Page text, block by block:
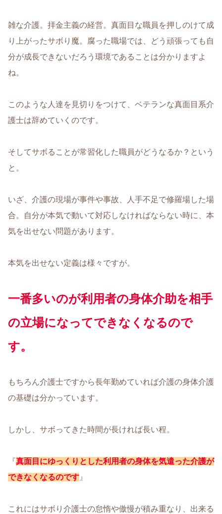
雑な介護。拝金主義の経営。真面目な職員を押しのけて成
り上がったサボり魔。腐った職場では、どう頑張っても自
分が成長できないだろう環境であることは分かりますよ
ね。
このような人達を見切りをつけて、ベテランな真面目系介
護士は辞めていくのです。
そしてサボることが常習化した職員がどうなるか？という
と。
いざ、介護の現場が事件や事故、人手不足で修羅場した場
合。自分が本気で動いて対応しなければならない時に、本
気を出せない問題があります。
本気を出せない定義は様々ですが。
一番多いのが利用者の身体介助を相手
の立場になってできなくなるので
す。
もちろん介護士ですから長年勤めていれば介護の身体介護
の基礎は分かっています。
しかし、サボってきた時間が長ければ長い程。
『真面目にゆっくりとした利用者の身体を気遣った介護が
できなくなるのです』
これにはサボり介護士の怠惰や傲慢が積み重なり、出来る